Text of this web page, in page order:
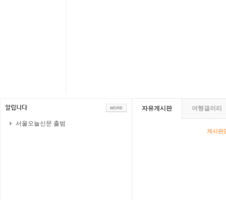
서울오늘신문 출범
자유게시판 여행갤러리
게시판